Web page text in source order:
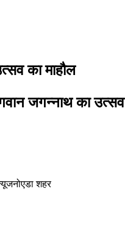
का माहौल
जगन्नाथ का उत्सव
नोएडा शहर